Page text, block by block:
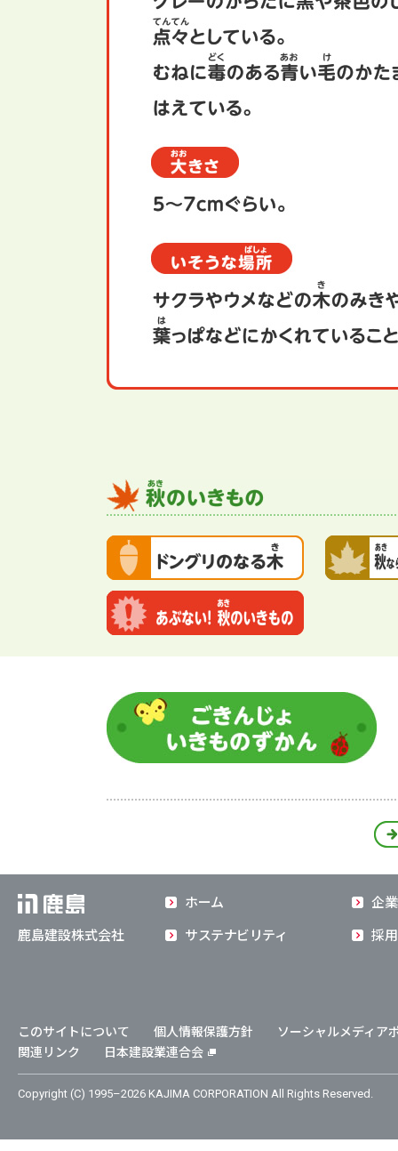
鹿島建設株式会社
ホーム 企
サステナビリティ 採
このサイトについて 個人情報保護方針
ソーシャルメディア
関連リンク
日本建設業連合会
Copyright (C) 1995–2026 KAJIMA CORPORATION All Rights Reserved.